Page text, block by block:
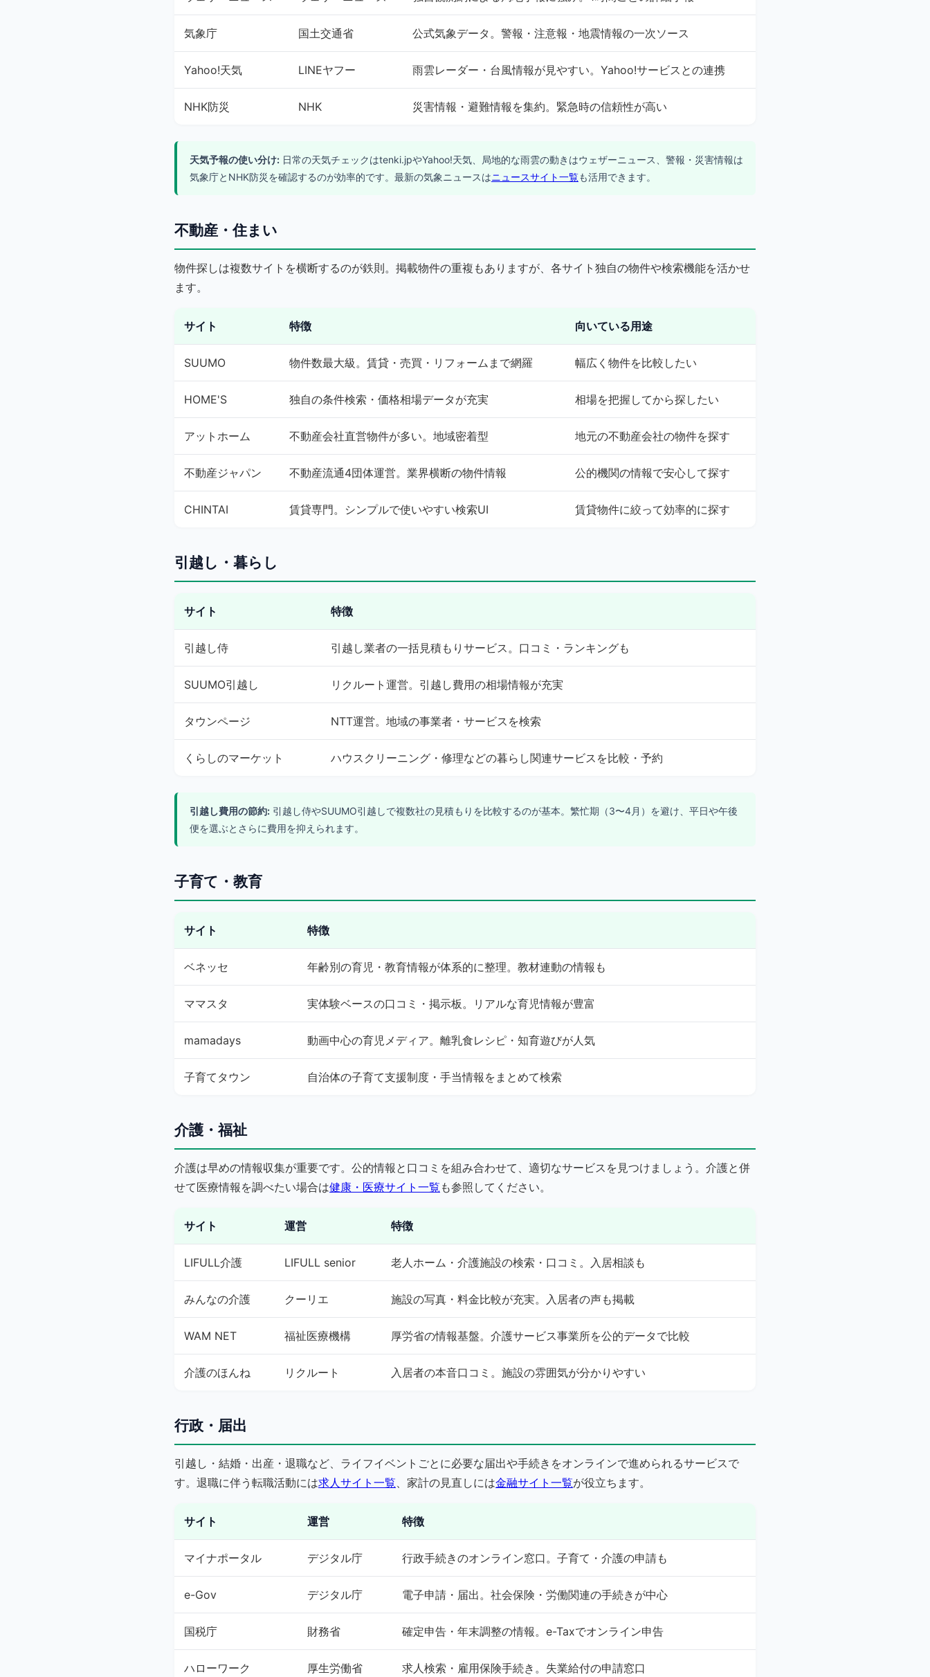
気象庁 国土交通省 公式気象データ。警報・注意報・地震情報の一次ソース
Yahoo!天気 LINEヤフー 雨雲レーダー・台風情報が見やすい。Yahoo!サービスとの連携
NHK防災 NHK 災害情報・避難情報を集約。緊急時の信頼性が高い
天気予報の使い分け: 日常の天気チェックはtenki.jpやYahoo!天気、局地的な雨雲の動きはウェザーニュース、警報・災害情報は
気象庁とNHK防災を確認するのが効率的です。最新の気象ニュースはニュースサイト一覧も活用できます。
不動産・住まい
物件探しは複数サイトを横断するのが鉄則。掲載物件の重複もありますが、各サイト独自の物件や検索機能を活かせ
ます。
サイト 特徴 向いている用途
SUUMO 物件数最大級。賃貸・売買・リフォームまで網羅 幅広く物件を比較したい
HOME'S 独自の条件検索・価格相場データが充実 相場を把握してから探したい
アットホーム 不動産会社直営物件が多い。地域密着型 地元の不動産会社の物件を探す
不動産ジャパン 不動産流通4団体運営。業界横断の物件情報 公的機関の情報で安心して探す
CHINTAI 賃貸専門。シンプルで使いやすい検索UI 賃貸物件に絞って効率的に探す
引越し・暮らし
サイト 特徴
引越し侍 引越し業者の一括見積もりサービス。口コミ・ランキングも
SUUMO引越し リクルート運営。引越し費用の相場情報が充実
タウンページ NTT運営。地域の事業者・サービスを検索
くらしのマーケット ハウスクリーニング・修理などの暮らし関連サービスを比較・予約
引越し費用の節約: 引越し侍やSUUMO引越しで複数社の見積もりを比較するのが基本。繁忙期（3〜4月）を避け、平日や午後
便を選ぶとさらに費用を抑えられます。
子育て・教育
サイト 特徴
ベネッセ 年齢別の育児・教育情報が体系的に整理。教材連動の情報も
ママスタ 実体験ベースの口コミ・掲示板。リアルな育児情報が豊富
mamadays 動画中心の育児メディア。離乳食レシピ・知育遊びが人気
子育てタウン 自治体の子育て支援制度・手当情報をまとめて検索
介護・福祉
介護は早めの情報収集が重要です。公的情報と口コミを組み合わせて、適切なサービスを見つけましょう。介護と併
せて医療情報を調べたい場合は健康・医療サイト一覧 も参照してください。
サイト 運営 特徴
LIFULL介護 LIFULL senior 老人ホーム・介護施設の検索・口コミ。入居相談も
みんなの介護 クーリエ 施設の写真・料金比較が充実。入居者の声も掲載
WAM NET 福祉医療機構 厚労省の情報基盤。介護サービス事業所を公的データで比較
介護のほんね リクルート 入居者の本音口コミ。施設の雰囲気が分かりやすい
行政・届出
引越し・結婚・出産・退職など、ライフイベントごとに必要な届出や手続きをオンラインで進められるサービスで
す。退職に伴う転職活動には求人サイト一覧、家計の見直しには金融サイト一覧が役立ちます。
サイト 運営 特徴
マイナポータル デジタル庁 行政手続きのオンライン窓口。子育て・介護の申請も
e-Gov デジタル庁 電子申請・届出。社会保険・労働関連の手続きが中心
国税庁 財務省 確定申告・年末調整の情報。e-Taxでオンライン申告
ハローワーク 厚生労働省 求人検索・雇用保険手続き。失業給付の申請窓口